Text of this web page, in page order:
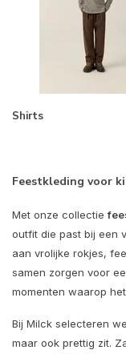
Shirts
Feestkleding voor
Met onze collectie
outfit die past bij een
aan vrolijke rokjes,
samen zorgen voor
momenten waarop
Bij Milck selecteren
maar ook prettig zit.